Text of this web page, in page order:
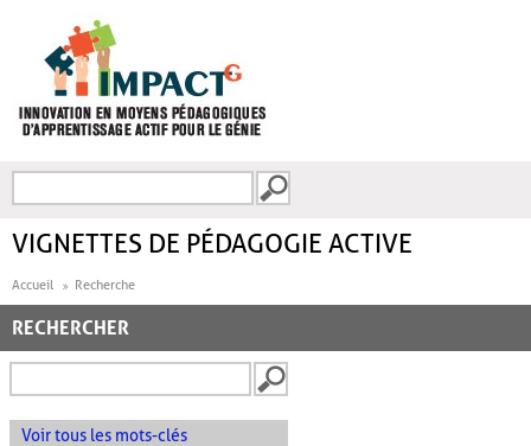
FORMULAIRE DE
VIGNETTES DE PÉDAGOGIE ACTIVE
Accueil Recherche
RECHERCHER
Voir tous les mots-clés